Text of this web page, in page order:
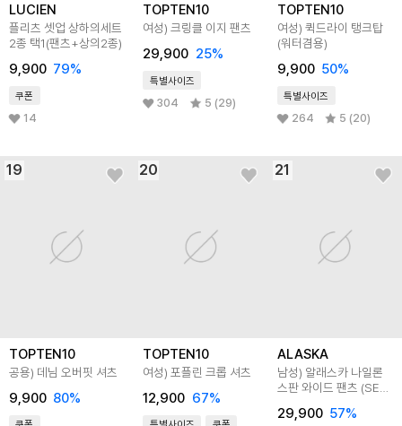
LUCIEN
플리츠 셋업 상하의세트
2종 택1(팬츠+상의2종)
9,900 79%
쿠폰
14
TOPTEN10
여성) 크링클 이지 팬츠
29,900 25%
특별사이즈
304 5 (29)
TOPTEN10
여성) 퀵드라이 탱크탑
(워터겸용)
9,900 50%
특별사이즈
264 5 (20)
19
TOPTEN10
공용) 데님 오버핏 셔츠
9,900 80%
20
TOPTEN10
여성) 포플린 크롭 셔츠
12,900 67%
21
ALASKA
남성) 알래스카 나일론
스판 와이드 팬츠 (SET-
29,900 57%